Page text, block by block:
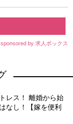
sponsored by 求人ボックス
レス！ 離婚から始
なし！【嫁を便利